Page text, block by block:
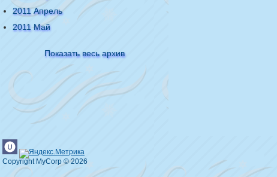
2011 Апрель
2011 Май
Показать весь архив
Copyright MyCorp © 2026